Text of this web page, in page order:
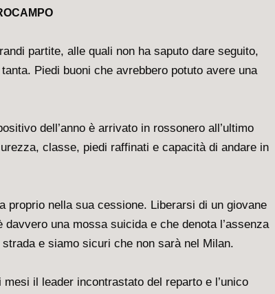
partite, alle quali non ha saputo dare seguito,
Piedi buoni che avrebbero potuto avere una
dell’anno è arrivato in rossonero all’ultimo
classe, piedi raffinati e capacità di andare in
proprio nella sua cessione. Liberarsi di un giovane
una mossa suicida e che denota l’assenza
e siamo sicuri che non sarà nel Milan.
il leader incontrastato del reparto e l’unico